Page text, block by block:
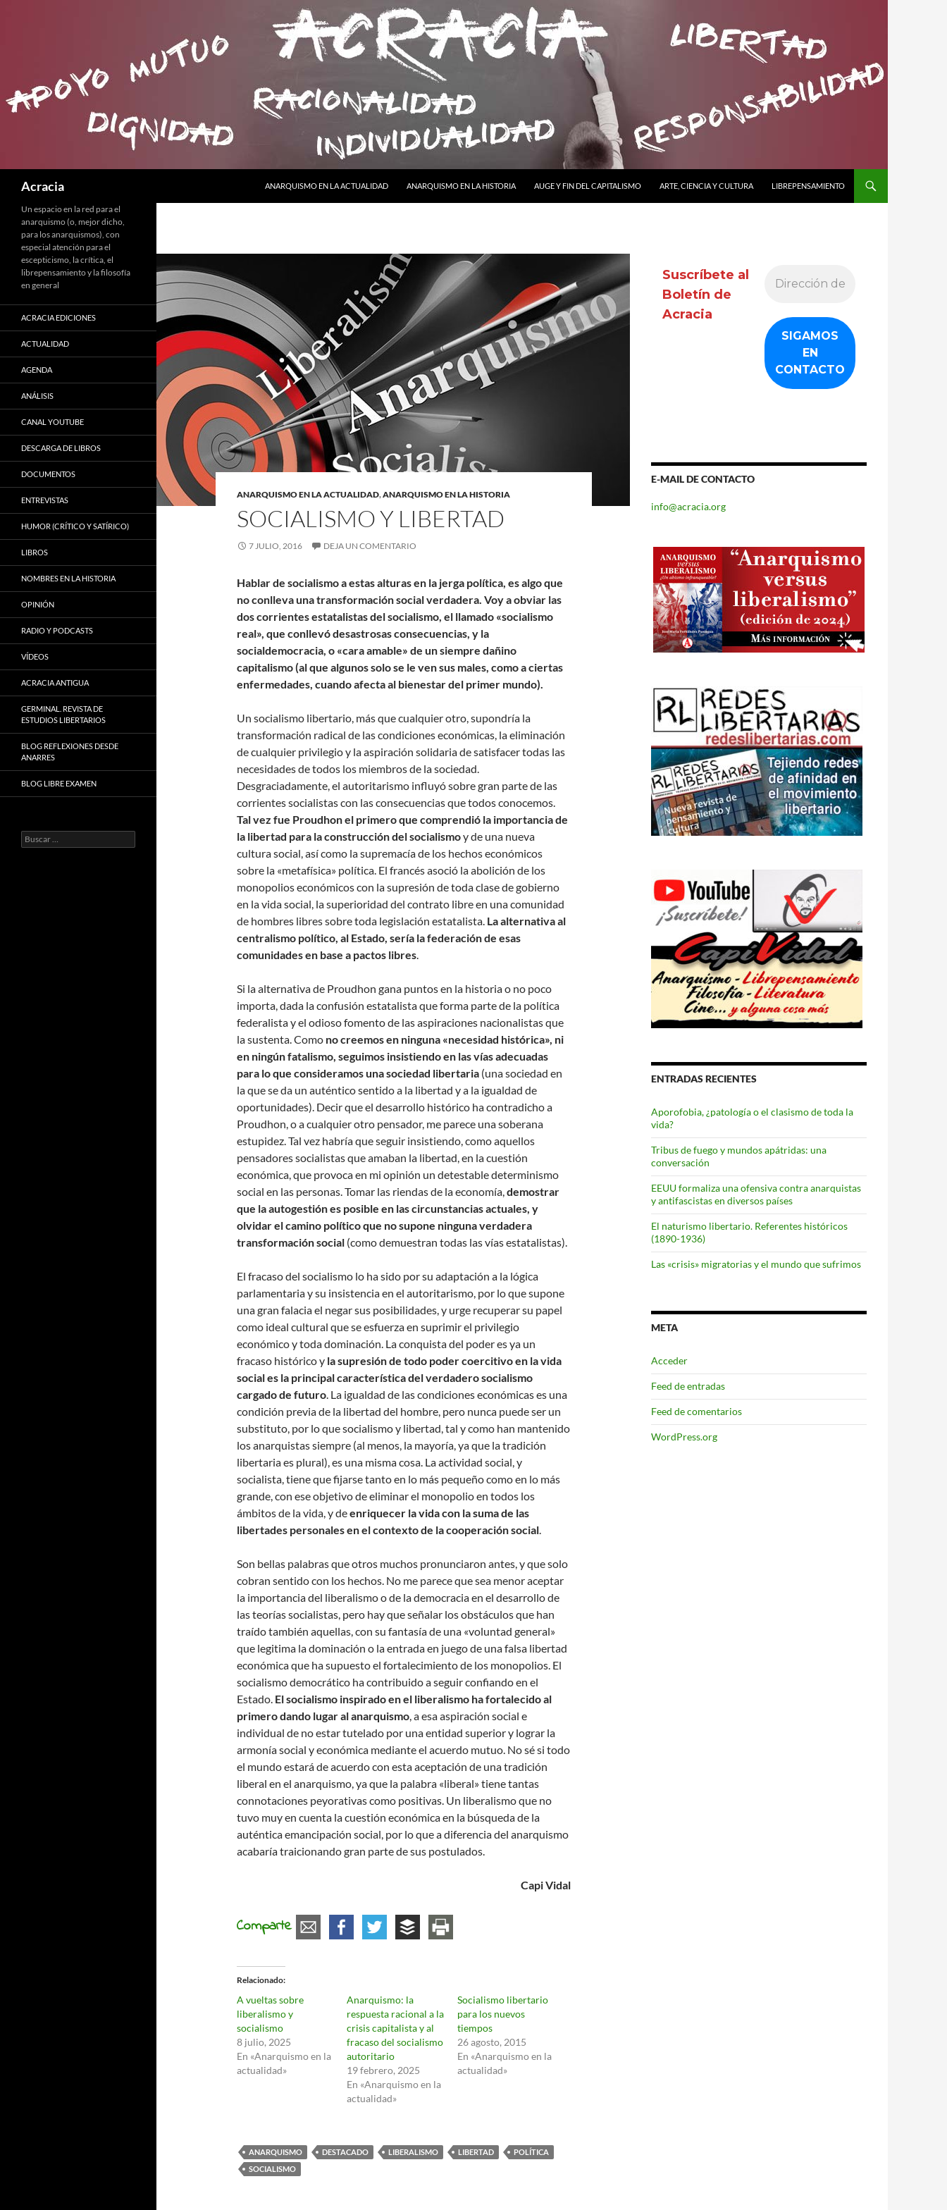
Acracia
ANARQUISMO EN LA ACTUALIDAD
ANARQUISMO EN LA HISTORIA AUGE Y FIN DEL CAPITALISMO ARTE, CIENCIA Y CULTURA LIBREPENSAMIENTO
ANARQUISMO EN LA ACTUALIDAD,ANARQUISMO EN LA HISTORIA
SOCIALISMO Y LIBERTAD
7 JULIO, 2016 DEJA UN COMENTARIO
Hablar de socialismo a estas alturas en la jerga política, es algo que
no conlleva una transformación social verdadera. Voy a obviar las
dos corrientes estatalistas del socialismo, el llamado «socialismo
real», que conllevó desastrosas consecuencias, y la
socialdemocracia, o «cara amable» de un siempre dañino
capitalismo (al que algunos solo se le ven sus males, como a ciertas
enfermedades, cuando afecta al bienestar del primer mundo).
Un socialismo libertario, más que cualquier otro, supondría la
transformación radical de las condiciones económicas, la eliminación
de cualquier privilegio y la aspiración solidaria de satisfacer todas las
necesidades de todos los miembros de la sociedad.
Desgraciadamente, el autoritarismo influyó sobre gran parte de las
corrientes socialistas con las consecuencias que todos conocemos.
Tal vez fue Proudhon el primero que comprendió la importancia de
la libertad para la construcción del socialismoy de una nueva
cultura social, así como la supremacía de los hechos económicos
sobre la «metafísica» política. El francés asoció la abolición de los
monopolios económicos con la supresión de toda clase de gobierno
en la vida social, la superioridad del contrato libre en una comunidad
de hombres libres sobre toda legislación estatalista. La alternativa al
centralismo político, al Estado, sería la federación de esas
comunidades en base a pactos libres.
Si la alternativa de Proudhon gana puntos en la historia o no poco
importa, dada la confusión estatalista que forma parte de la política
federalista y el odioso fomento de las aspiraciones nacionalistas que
la sustenta. Como no creemos en ninguna «necesidad histórica», ni
en ningún fatalismo, seguimos insistiendo en las vías adecuadas
para lo que consideramos una sociedad libertaria (una sociedad en
la que se da un auténtico sentido a la libertad y a la igualdad de
oportunidades). Decir que el desarrollo histórico ha contradicho a
Proudhon, o a cualquier otro pensador, me parece una soberana
estupidez. Tal vez habría que seguir insistiendo, como aquellos
pensadores socialistas que amaban la libertad, en la cuestión
económica, que provoca en mi opinión un detestable determinismo
social en las personas. Tomar las riendas de la economía,demostrar
que la autogestión es posible en las circunstancias actuales, y
olvidar el camino político que no supone ninguna verdadera
transformación social (como demuestran todas las vías estatalistas).
El fracaso del socialismo lo ha sido por su adaptación a la lógica
parlamentaria y su insistencia en el autoritarismo, por lo que supone
una gran falacia el negar sus posibilidades, y urge recuperar su papel
como ideal cultural que se esfuerza en suprimir el privilegio
económico y toda dominación. La conquista del poder es ya un
fracaso histórico y la supresión de todo poder coercitivo en la vida
social es la principal característica del verdadero socialismo
cargado de futuro. La igualdad de las condiciones económicas es una
condición previa de la libertad del hombre, pero nunca puede ser un
substituto, por lo que socialismo y libertad, tal y como han mantenido
los anarquistas siempre (al menos, la mayoría, ya que la tradición
libertaria es plural), es una misma cosa. La actividad social, y
socialista, tiene que fijarse tanto en lo más pequeño como en lo más
grande, con ese objetivo de eliminar el monopolio en todos los
ámbitos de la vida, y deenriquecer la vida con la suma de las
libertades personales en el contexto de la cooperación social.
Son bellas palabras que otros muchos pronunciaron antes, y que solo
cobran sentido con los hechos. No me parece que sea menor aceptar
la importancia del liberalismo o de la democracia en el desarrollo de
las teorías socialistas, pero hay que señalar los obstáculos que han
traído también aquellas, con su fantasía de una «voluntad general»
que legitima la dominación o la entrada en juego de una falsa libertad
económica que ha supuesto el fortalecimiento de los monopolios. El
socialismo democrático ha contribuido a seguir confiando en el
Estado. El socialismo inspirado en el liberalismo ha fortalecido al
primero dando lugar al anarquismo, a esa aspiración social e
individual de no estar tutelado por una entidad superior y lograr la
armonía social y económica mediante el acuerdo mutuo. No sé si todo
el mundo estará de acuerdo con esta aceptación de una tradición
liberal en el anarquismo, ya que la palabra «liberal» tiene tantas
connotaciones peyorativas como positivas. Un liberalismo que no
tuvo muy en cuenta la cuestión económica en la búsqueda de la
auténtica emancipación social, por lo que a diferencia del anarquismo
acabaría traicionando gran parte de sus postulados.
Capi Vidal
Comparte
Relacionado
A vueltas sobre
liberalismo y
socialismo
8 julio, 2025
En «Anarquismo en la
actualidad»
Anarquismo: la
respuesta racional a la
crisis capitalista y al
fracaso del socialismo
autoritario
19 febrero, 2025
En «Anarquismo en la
actualidad»
Socialismo libertario
para los nuevos
tiempos
26 agosto, 2015
En «Anarquismo en la
actualidad»
ANARQUISMO DESTACADO LIBERALISMO LIBERTAD
POLÍTICA
SOCIALISMO
Suscríbete al
Boletín de
Acracia
E-MAIL DE CONTACTO
info@acracia.org
ENTRADAS RECIENTES
Aporofobia, ¿patología o el clasismo de toda la
vida?
Tribus de fuego y mundos apátridas: una
conversación
EEUU formaliza una ofensiva contra anarquistas
y antifascistas en diversos países
El naturismo libertario. Referentes históricos
(1890-1936)
Las «crisis» migratorias y el mundo que sufrimos
META
Acceder
Feed de entradas
Feed de comentarios
WordPress.org
Un espacio en la red para el
anarquismo (o, mejor dicho,
para los anarquismos), con
especial atención para el
escepticismo, la crítica, el
librepensamiento y la filosofía
en general
ACRACIA EDICIONES
ACTUALIDAD
AGENDA
ANÁLISIS
CANAL YOUTUBE
DESCARGA DE LIBROS
DOCUMENTOS
ENTREVISTAS
HUMOR (CRÍTICO Y SATÍRICO)
LIBROS
NOMBRES EN LA HISTORIA
OPINIÓN
RADIO Y PODCASTS
VÍDEOS
ACRACIA ANTIGUA
GERMINAL. REVISTA DE
ESTUDIOS LIBERTARIOS
BLOG REFLEXIONES DESDE
ANARRES
BLOG LIBRE EXAMEN
Buscar: